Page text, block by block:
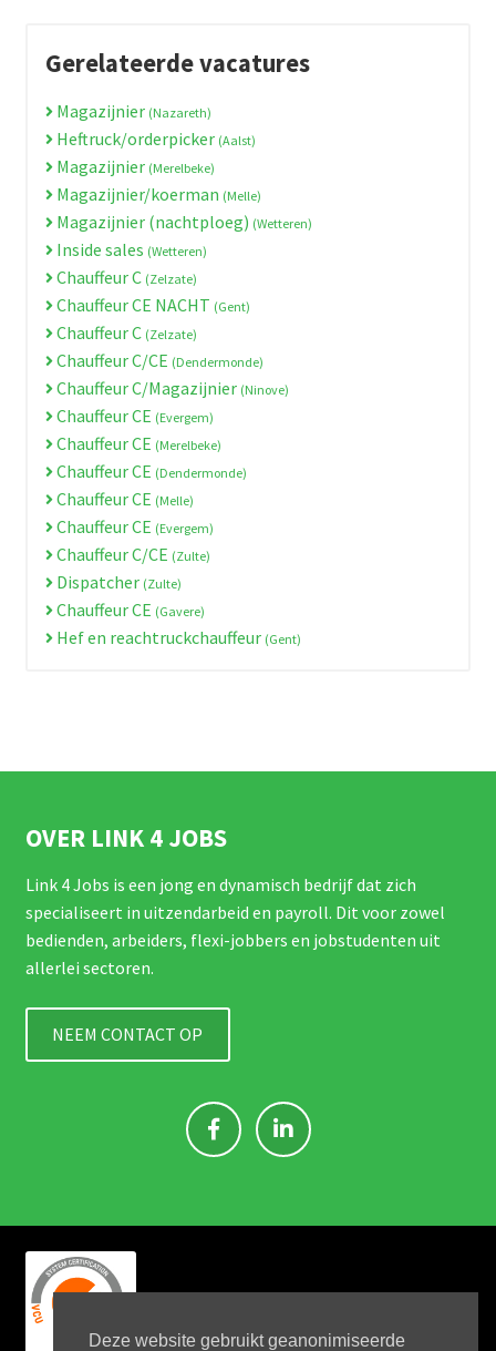
Deze website gebruikt geanonimiseerde
Gerelateerde vacatures
Magazijnier (Nazareth)
Heftruck/orderpicker (Aalst)
Magazijnier (Merelbeke)
Magazijnier/koerman (Melle)
Magazijnier (nachtploeg) (Wetteren)
Inside sales (Wetteren)
Chauffeur C (Zelzate)
Chauffeur CE NACHT (Gent)
Chauffeur C (Zelzate)
Chauffeur C/CE (Dendermonde)
Chauffeur C/Magazijnier (Ninove)
Chauffeur CE (Evergem)
Chauffeur CE (Merelbeke)
Chauffeur CE (Dendermonde)
Chauffeur CE (Melle)
Chauffeur CE (Evergem)
Chauffeur C/CE (Zulte)
Dispatcher (Zulte)
Chauffeur CE (Gavere)
Hef en reachtruckchauffeur (Gent)
OVER LINK 4 JOBS
Link 4 Jobs is een jong en dynamisch bedrijf dat zich
specialiseert in uitzendarbeid en payroll. Dit voor zowel
bedienden, arbeiders, flexi-jobbers en jobstudenten uit
allerlei sectoren.
NEEM CONTACT OP